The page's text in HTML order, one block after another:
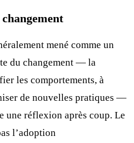
mené comme un
du changement — la
les comportements, à
de nouvelles pratiques —
une réflexion après coup. Le
l’adoption